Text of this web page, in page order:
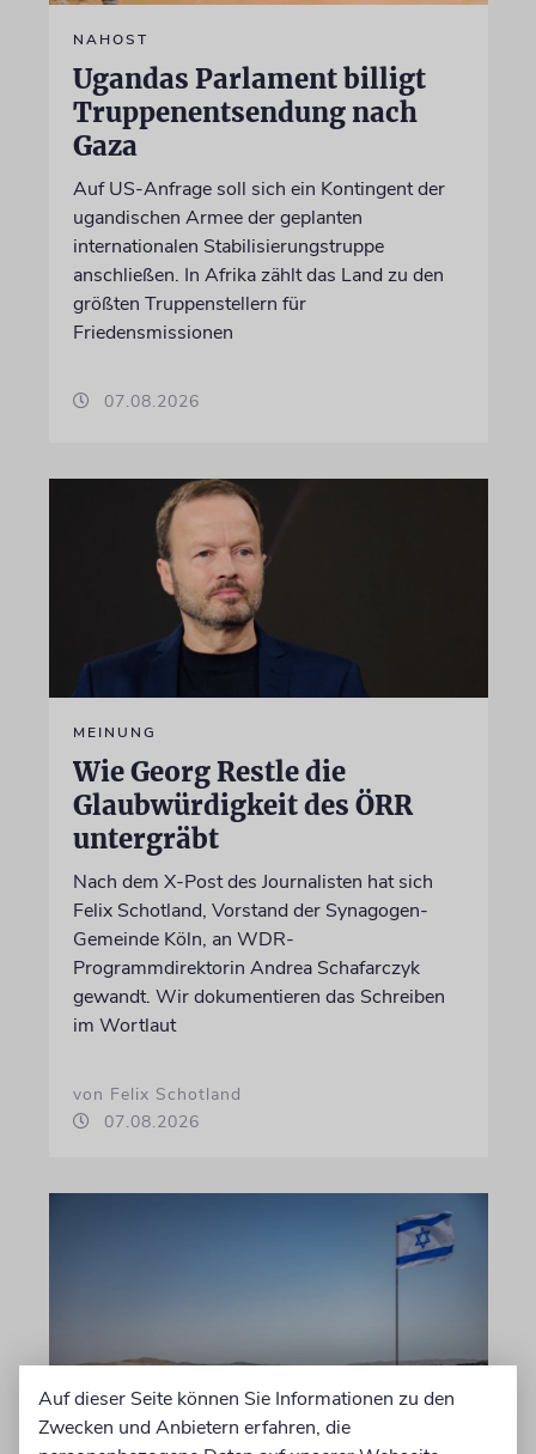
NAHOST
Ugandas Parlament billigt
Truppenentsendung nach
Gaza
Auf US-Anfrage soll sich ein Kontingent der
ugandischen Armee der geplanten
internationalen Stabilisierungstruppe
anschließen. In Afrika zählt das Land zu den
größten Truppenstellern für
Friedensmissionen
07.08.2026
MEINUNG
Wie Georg Restle die
Glaubwürdigkeit des ÖRR
untergräbt
Nach dem X-Post des Journalisten hat sich
Felix Schotland, Vorstand der Synagogen-
Gemeinde Köln, an WDR-
Programmdirektorin Andrea Schafarczyk
gewandt. Wir dokumentieren das Schreiben
im Wortlaut
von Felix Schotland
07.08.2026
JUSTIZ
Auf dieser Seite können Sie Informationen zu den
Zwecken und Anbietern erfahren, die